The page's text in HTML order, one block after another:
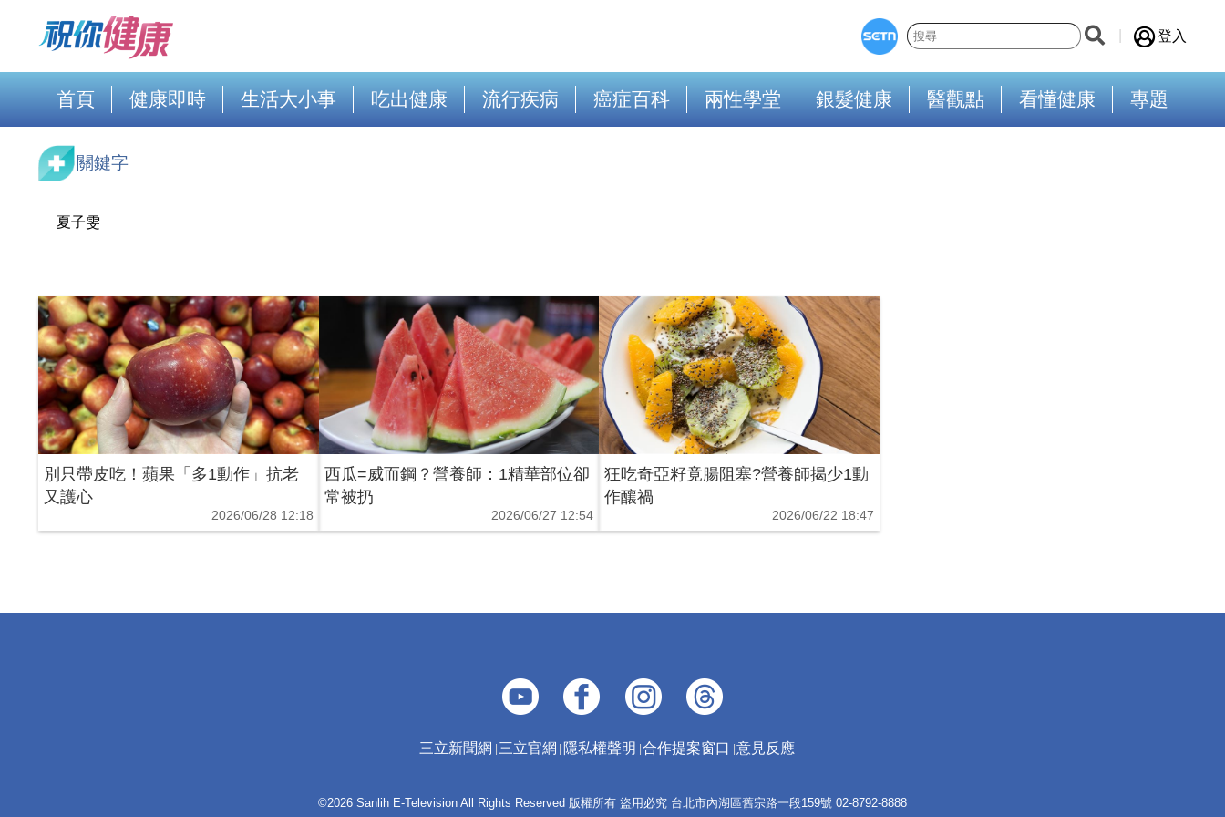
登入
首頁 健康即時 生活大小事 吃出健康 流行疾病 癌症百科 兩性學堂 銀髮健康 醫觀點 看懂健康 專題
關鍵字
夏子雯
別只帶皮吃！蘋果「多1動作」抗老
又護心
2026/06/28 12:18
西瓜=威而鋼？營養師：1精華部位卻
常被扔
2026/06/27 12:54
狂吃奇亞籽竟腸阻塞?營養師揭少1動
作釀禍
2026/06/22 18:47
三立新聞網 三立官網 隱私權聲明 合作提案窗口 意見反應
©2026 Sanlih E-Television All Rights Reserved 版權所有 盜用必究 台北市內湖區舊宗路一段159號 02-8792-8888